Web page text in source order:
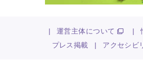
| 運営主体について |
プレス掲載
| アクセシビ